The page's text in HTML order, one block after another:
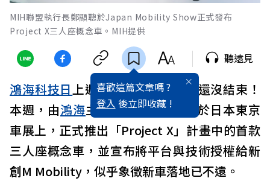
MIH聯盟執行長鄭顯聰於Japan Mobility Show正式發布
Project X三人座概念車。MIH提供
喜歡這篇文章嗎 ?
登入 後立即收藏 !
聽遠見
鴻海科技日上週落幕，但新車亮點還沒結束！
本週，由鴻海主導成立的MIH 聯盟於日本東京
車展上，正式推出「Project X」計畫中的首款
三人座概念車，並宣布將平台與技術授權給新
創M Mobility，似乎象徵新車落地已不遠。